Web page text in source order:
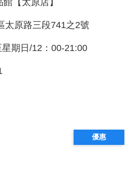
【太原店】
原路三段741之2號
期日/12：00-21:00
優惠